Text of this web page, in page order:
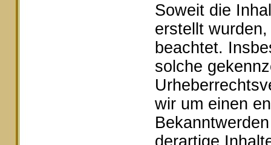
Soweit die
erstellt
beachtet.
solche
wir um einen
derartige